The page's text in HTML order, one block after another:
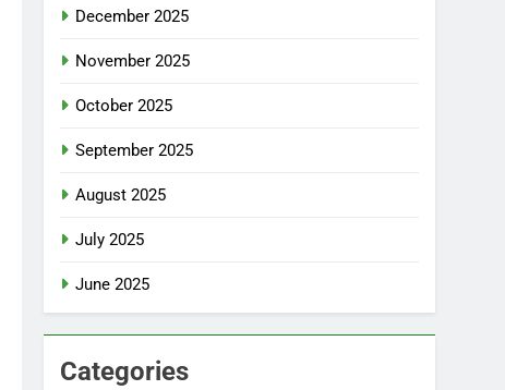
December 2025
November 2025
October 2025
September 2025
August 2025
July 2025
June 2025
Categories